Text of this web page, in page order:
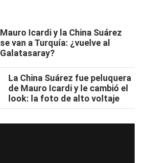
Mauro Icardi y la China Suárez
se van a Turquía: ¿vuelve al
Galatasaray?
La China Suárez fue peluquera
de Mauro Icardi y le cambió el
look: la foto de alto voltaje